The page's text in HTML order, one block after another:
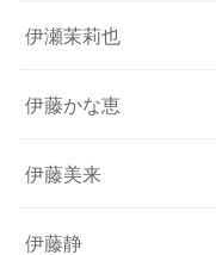
伊瀬茉莉也
伊藤かな恵
伊藤美来
伊藤静